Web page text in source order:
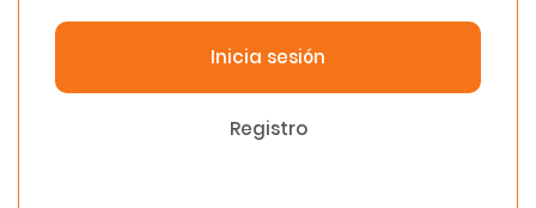
Inicia sesión
Registro